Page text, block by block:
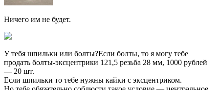
Ничего им не будет.
У тебя шпильки или болты?Если болты, то я могу тебе
продать болты-эксцентрики 121,5 резьба 28 мм, 1000 рублей
— 20 шт.
Если шпильки то тебе нужны кайки с эксцентриком.